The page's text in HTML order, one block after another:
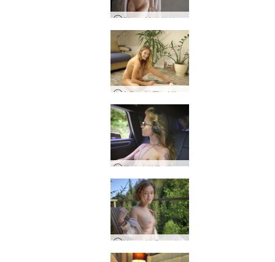
Diana M의 일상, 우크라이나 스발라바
A Day In The Life of Lauren, 키예프, 우크라이나
몰리의 하루, 뮌헨, 독일
Margo V. Carpathians, 우크라이나의 하루